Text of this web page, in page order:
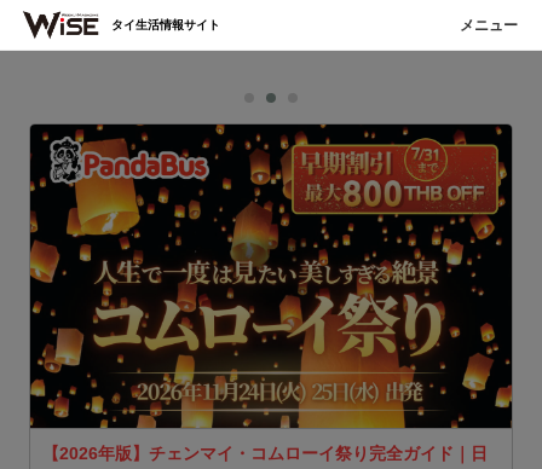
【2026年版】チェンマイ・コムローイ祭り完全ガイド｜日
タイ生活情報サイト